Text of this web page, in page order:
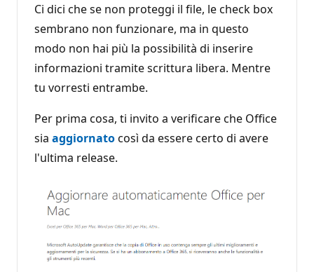
Ci dici che se non proteggi il file, le check box
sembrano non funzionare, ma in questo
modo non hai più la possibilità di inserire
informazioni tramite scrittura libera. Mentre
tu vorresti entrambe.
Per prima cosa, ti invito a verificare che Office
sia aggiornatocosì da essere certo di avere
l'ultima release.